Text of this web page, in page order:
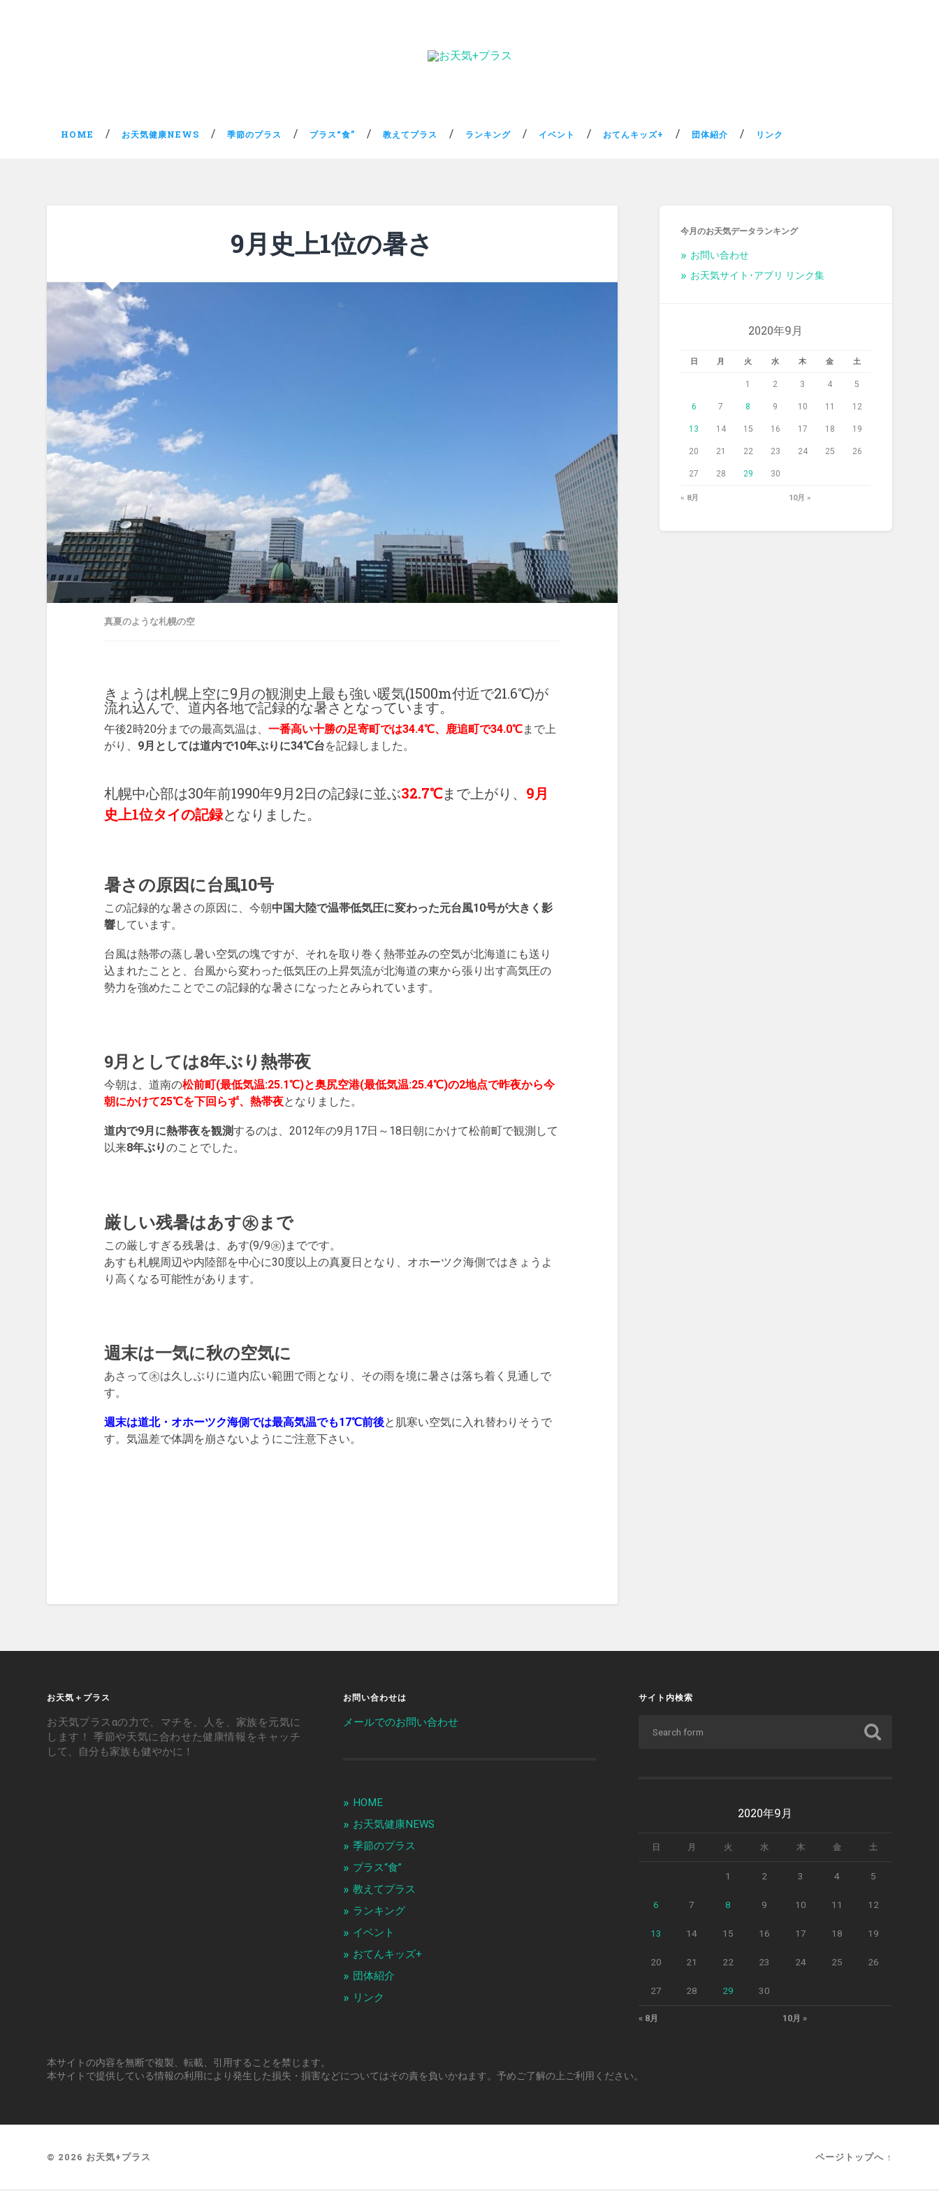
HOME お天気健康NEWS 季節のプラス プラス“食” 教えてプラス ランキング イベント おてんキッズ+ 団体紹介 リンク
9月史上1位の暑さ
真夏のような札幌の空
きょうは札幌上空に9月の観測史上最も強い暖気(1500m付近で21.6℃)が
流れ込んで、道内各地で記録的な暑さとなっています。
午後2時20分までの最高気温は、 一番高い十勝の足寄町では34.4℃、鹿追町で34.0℃まで上
がり、 9月としては道内で10年ぶりに34℃台を記録しました。
札幌中心部は30年前1990年9月2日の記録に並ぶ32.7℃まで上がり、 9月
史上1位タイの記録となりました。
暑さの原因に台風10号
この記録的な暑さの原因に、今朝中国大陸で温帯低気圧に変わった元台風10号が大きく影
響しています。
台風は熱帯の蒸し暑い空気の塊ですが、それを取り巻く熱帯並みの空気が北海道にも送り
込まれたことと、台風から変わった低気圧の上昇気流が北海道の東から張り出す高気圧の
勢力を強めたことでこの記録的な暑さになったとみられています。
9月としては8年ぶり熱帯夜
今朝は、道南の松前町(最低気温:25.1℃)と奥尻空港(最低気温:25.4℃)の2地点で昨夜から今
朝にかけて25℃を下回らず、熱帯夜となりました。
道内で9月に熱帯夜を観測するのは、2012年の9月17日～18日朝にかけて松前町で観測して
以来8年ぶりのことでした。
厳しい残暑はあす㊌まで
この厳しすぎる残暑は、あす(9/9㊌)までです。
あすも札幌周辺や内陸部を中心に30度以上の真夏日となり、オホーツク海側ではきょうよ
り高くなる可能性があります。
週末は一気に秋の空気に
あさって㊍は久しぶりに道内広い範囲で雨となり、その雨を境に暑さは落ち着く見通しで
す。
週末は道北・オホーツク海側では最高気温でも17℃前後と肌寒い空気に入れ替わりそうで
す。気温差で体調を崩さないようにご注意下さい。
今月のお天気データランキング
お問い合わせ
お天気サイト･アプリ リンク集
2020年9月
日 月 火 水 木 金 土
« 8月 10月 »
1 2 3 4 5
6 7 8 9 10 11 12
13 14 15 16 17 18 19
20 21 22 23 24 25 26
27 28 29 30
お天気＋プラス
お天気プラスαの力で、マチを、人を、家族を元気に
します！ 季節や天気に合わせた健康情報をキャッチ
して、自分も家族も健やかに！
お問い合わせは
メールでのお問い合わせ
HOME
お天気健康NEWS
季節のプラス
プラス“食”
教えてプラス
ランキング
イベント
おてんキッズ+
団体紹介
リンク
サイト内検索
2020年9月
日 月 火 水 木 金 土
« 8月 10月 »
1 2 3 4 5
6 7 8 9 10 11 12
13 14 15 16 17 18 19
20 21 22 23 24 25 26
27 28 29 30
本サイトの内容を無断で複製、転載、引用することを禁じます。
本サイトで提供している情報の利用により発生した損失・損害などについてはその責を負いかねます。予めご了解の上ご利用ください。
© 2026 お天気+プラス ページトップへ ↑